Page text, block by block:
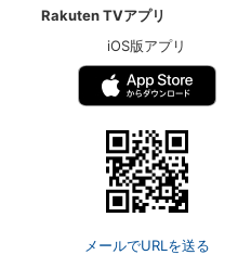
Rakuten TVアプリ
iOS版アプリ
メールでURLを送る